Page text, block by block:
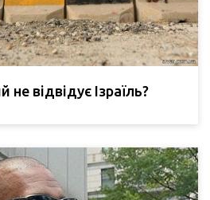
відвідує Ізраїль?